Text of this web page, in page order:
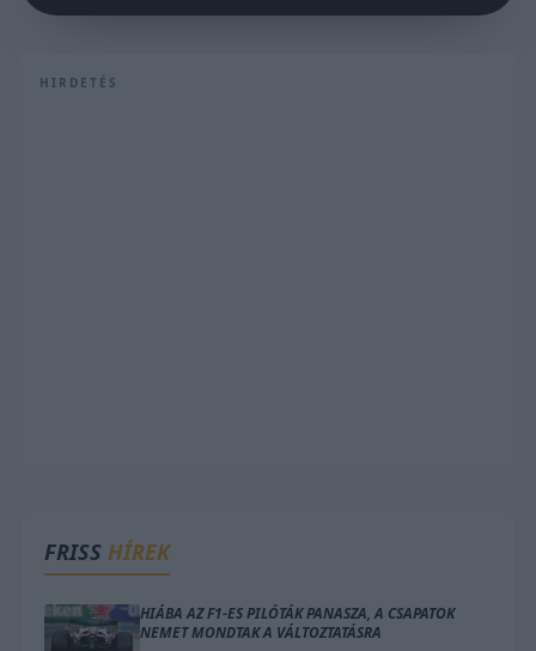
HIRDETÉS
FRISS HÍREK
HIÁBA AZ F1-ES PILÓTÁK PANASZA, A CSAPATOK
NEMET MONDTAK A VÁLTOZTATÁSRA